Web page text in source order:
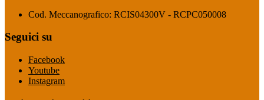
Cod. Meccanografico: RCIS04300V - RCPC050008
Seguici su
Facebook
Youtube
Instagram